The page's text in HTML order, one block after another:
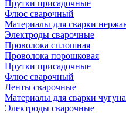
Прутки присадочные
Флюс сварочный
Материалы для сварки
Электроды сварочные
Проволока сплошная
Проволока порошковая
Прутки присадочные
Флюс сварочный
Ленты сварочные
Материалы для сварки
Электроды сварочные